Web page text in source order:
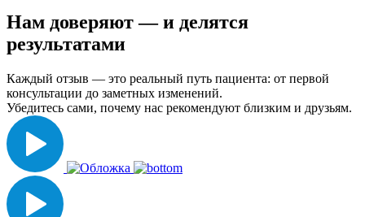
Нам доверяют— и делятся
результатами
Каждый отзыв — это реальный путь пациента: от первой
консультации до заметных изменений.
Убедитесь сами, почему нас рекомендуют близким и друзьям.